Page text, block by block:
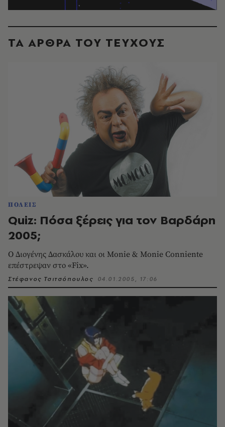
ΤΑ ΑΡΘΡΑ ΤΟΥ ΤΕΥΧΟΥΣ
ΠΟΛΕΙΣ
Quiz: Πόσα ξέρεις για τον Βαρδάρη
2005;
O Διογένης Δασκάλου και οι Monie & Monie Conniente
επέστρεψαν στο «Fix».
Στέφανος Τσιτσόπουλος 04.01.2005, 17:06